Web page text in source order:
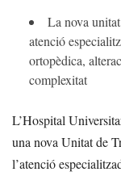
La nova
atenció
ortopèdica,
complexitat
L’Hospital
una nova Unitat de
l’atenció